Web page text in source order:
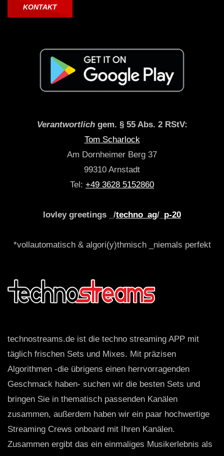
KONTAKT
Verantwortlichgem. § 55 Abs. 2 RStV:
Tom Scharlock
Am Dornheimer Berg 37
99310 Arnstadt
Tel: +49 3628 5152860
lovley greetings _/techno_ag/_ p-20
*vollautomatisch & algori(y)thmisch _niemals perfekt
technostreams.de ist die techno streaming APP mit
täglich frischen Sets und Mixes. Mit präzisen
Algorithmen -die übrigens einen herrvorragenden
Geschmack haben- suchen wir die besten Sets und
bringen Sie in thematisch passenden Kanälen
zusammen, außerdem haben wir ein paar hochwertige
Streaming Crews onboard mit Ihren Kanälen.
Zusammen ergibt das ein einmaliges Musikerlebnis als